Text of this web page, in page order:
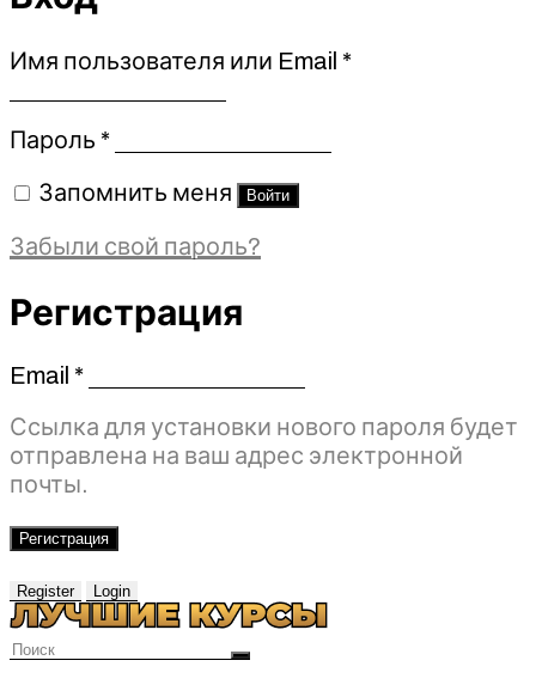
Имя пользователя или Email *Обязательно
Пароль *Обязательно
Запомнить меня Войти
Забыли свой пароль?
Регистрация
Email *Обязательно
Ссылка для установки нового пароля будет
отправлена ​​на ваш адрес электронной
почты.
Регистрация
Register Login